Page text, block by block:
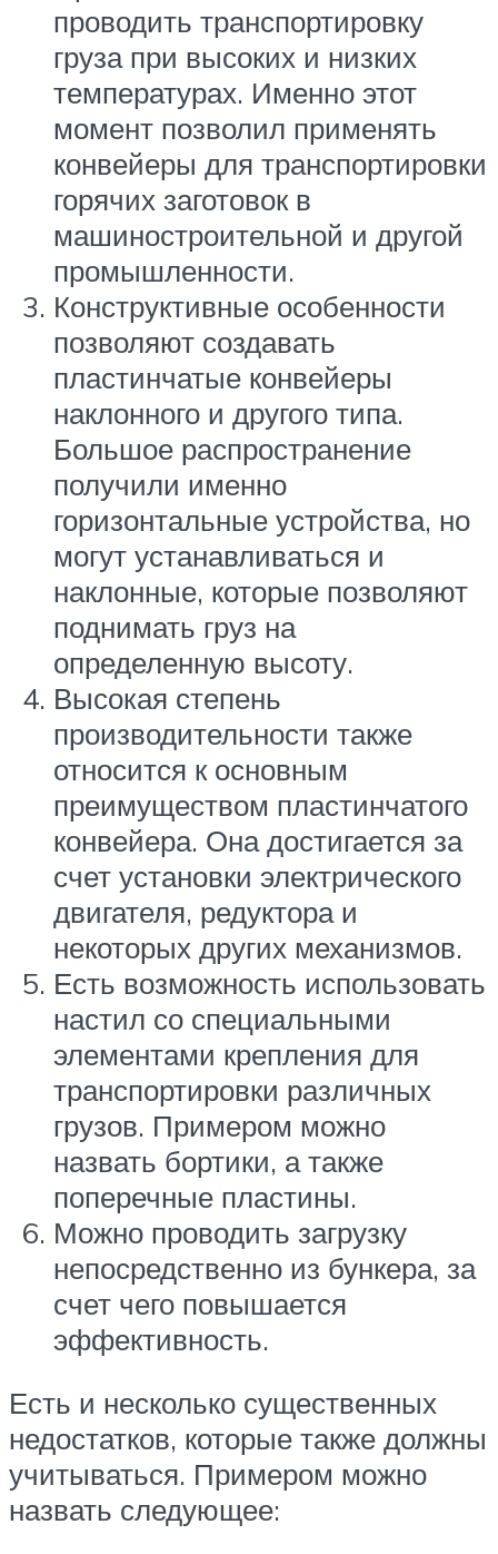
проводить транспортировку
груза при высоких и низких
температурах. Именно этот
момент позволил применять
конвейеры для транспортировки
горячих заготовок в
машиностроительной и другой
промышленности.
Конструктивные особенности
позволяют создавать
пластинчатые конвейеры
наклонного и другого типа.
Большое распространение
получили именно
горизонтальные устройства, но
могут устанавливаться и
наклонные, которые позволяют
поднимать груз на
определенную высоту.
Высокая степень
производительности также
относится к основным
преимуществом пластинчатого
конвейера. Она достигается за
счет установки электрического
двигателя, редуктора и
некоторых других механизмов.
Есть возможность использовать
настил со специальными
элементами крепления для
транспортировки различных
грузов. Примером можно
назвать бортики, а также
поперечные пластины.
Можно проводить загрузку
непосредственно из бункера, за
счет чего повышается
эффективность.
Есть и несколько существенных
недостатков, которые также должны
учитываться. Примером можно
назвать следующее: